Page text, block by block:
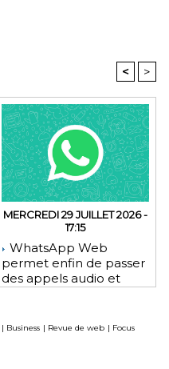
< >
MERCREDI 29 JUILLET 2026 -
17:15
WhatsApp Web
permet enfin de passer
des appels audio et
| Business | Revue de web | Focus